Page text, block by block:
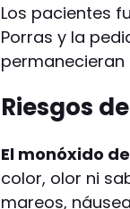
Los pacientes
Porras y la
Riesgos
El monóxido
color, olor ni
mareos,